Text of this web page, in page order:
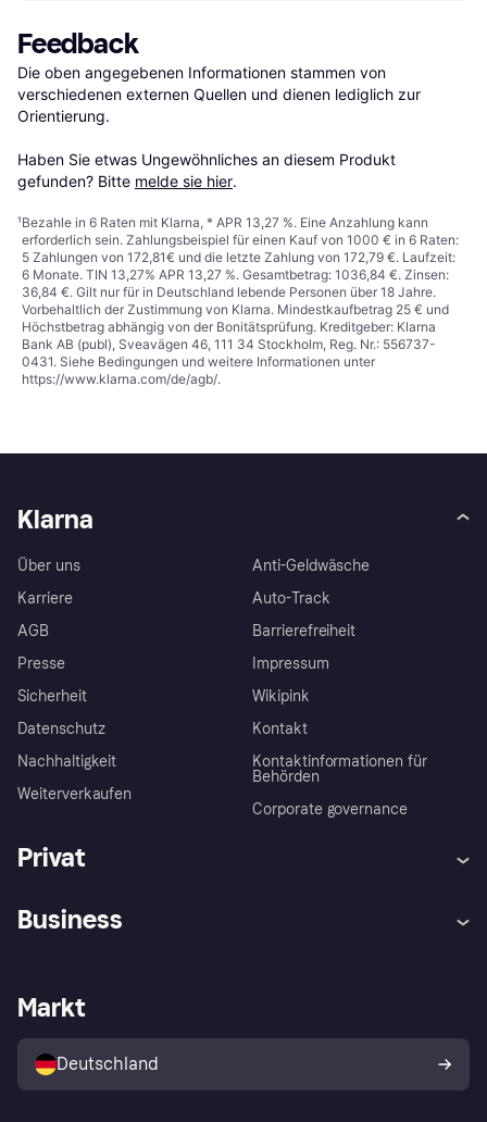
Feedback
Die oben angegebenen Informationen stammen von
verschiedenen externen Quellen und dienen lediglich zur
Orientierung.
Haben Sie etwas Ungewöhnliches an diesem Produkt
gefunden? Bitte melde sie hier.
¹Bezahle in 6 Raten mit Klarna, * APR 13,27 %. Eine Anzahlung kann
erforderlich sein. Zahlungsbeispiel für einen Kauf von 1000 € in 6 Raten:
5 Zahlungen von 172,81€ und die letzte Zahlung von 172,79 €. Laufzeit:
6 Monate. TIN 13,27% APR 13,27 %. Gesamtbetrag: 1036,84 €. Zinsen:
36,84 €. Gilt nur für in Deutschland lebende Personen über 18 Jahre.
Vorbehaltlich der Zustimmung von Klarna. Mindestkaufbetrag 25 € und
Höchstbetrag abhängig von der Bonitätsprüfung. Kreditgeber: Klarna
Bank AB (publ), Sveavägen 46, 111 34 Stockholm, Reg. Nr.: 556737-
0431. Siehe Bedingungen und weitere Informationen unter
https://www.klarna.com/de/agb/.
Klarna
Über uns
Karriere
AGB
Presse
Sicherheit
Datenschutz
Nachhaltigkeit
Weiterverkaufen
Anti-Geldwäsche
Auto-Track
Barrierefreiheit
Impressum
Wikipink
Kontakt
Kontaktinformationen für
Behörden
Corporate governance
Privat
Klarna App
Shops entdecken
Käuferschutzrichtlinie
Dein Widerrufsrecht
Business
Händlerportal
Markt
Deutschland